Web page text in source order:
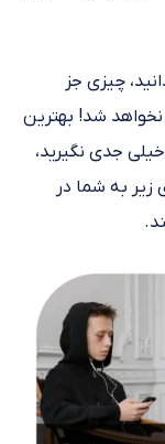
چیزی جز
شد! بهترین
جدی نگیرید،
به شما در